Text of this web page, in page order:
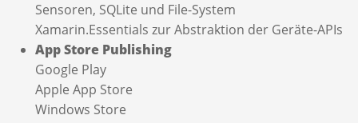
Sensoren, SQLite und File-System
Xamarin.Essentials zur Abstraktion der Geräte-APIs
App Store Publishing
Google Play
Apple App Store
Windows Store